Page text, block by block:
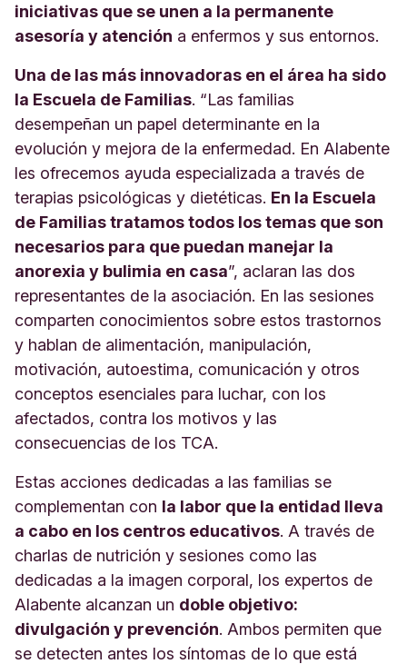
iniciativas que se unen a la permanente
asesoría y atención a enfermos y sus entornos.
Una de las más innovadoras en el área ha sido
la Escuela de Familias. “Las familias
desempeñan un papel determinante en la
evolución y mejora de la enfermedad. En Alabente
les ofrecemos ayuda especializada a través de
terapias psicológicas y dietéticas. En la Escuela
de Familias tratamos todos los temas que son
necesarios para que puedan manejar la
anorexia y bulimia en casa”, aclaran las dos
representantes de la asociación. En las sesiones
comparten conocimientos sobre estos trastornos
y hablan de alimentación, manipulación,
motivación, autoestima, comunicación y otros
conceptos esenciales para luchar, con los
afectados, contra los motivos y las
consecuencias de los TCA.
Estas acciones dedicadas a las familias se
complementan con la labor que la entidad lleva
a cabo en los centros educativos. A través de
charlas de nutrición y sesiones como las
dedicadas a la imagen corporal, los expertos de
Alabente alcanzan un doble objetivo:
divulgación y prevención. Ambos permiten que
se detecten antes los síntomas de lo que está